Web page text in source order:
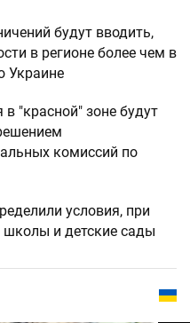
будут вводить,
в регионе более чем в
Украине
"красной" зоне будут
комиссий по
условия, при
школы и детские сады